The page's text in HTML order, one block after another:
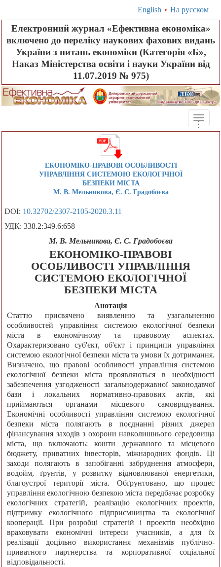
English • На русском
Електронний журнал «Ефективна економіка»
включено до переліку наукових фахових видань
України з питань економіки (Категорія «Б»,
Наказ Міністерства освіти і науки України від
11.07.2019 № 975)
Toggle
...
ЕКОНОМІКО-ПРАВОВІ ОСОБЛИВОСТІ
УПРАВЛІННЯ СИСТЕМОЮ ЕКОЛОГІЧНОЇ
БЕЗПЕКИ МІСТА
М. В. Мельникова, Є. С. Градобоєва
DOI: 10.32702/2307-2105-2020.3.11
УДК: 338.2:349.6:658
М. В. Мельникова, Є. С. Градобоєва
ЕКОНОМІКО-ПРАВОВІ
ОСОБЛИВОСТІ УПРАВЛІННЯ
СИСТЕМОЮ ЕКОЛОГІЧНОЇ
БЕЗПЕКИ МІСТА
Анотація
Статтю присвячено виявленню та узагальненню
особливостей управління системою екологічної безпеки
міста в економічному та правовому аспектах.
Охарактеризовано суб'єкт, об'єкт і принципи управління
системою екологічної безпеки міста та умови їх дотримання.
Визначено, що правові особливості управління системою
екологічної безпеки міста проявляються в необхідності
забезпечення узгодженості загальнодержавної законодавчої
бази і локальних нормативно-правових актів, які
приймаються органами місцевого самоврядування.
Економічні особливості управління системою екологічної
безпеки міста полягають в поєднанні різних джерел
фінансування заходів з охорони навколишнього середовища
міста, що включають: кошти державного та місцевого
бюджету, приватних інвесторів, міжнародних фондів. Ці
заходи полягають в запобіганні забруднення атмосфери,
водойм, ґрунтів, у розвитку відновлюваної енергетики,
благоустрої території міста. Обґрунтовано, що процес
управління екологічною безпекою міста передбачає розробку
екологічних стратегій, реалізацію екологічних проектів,
підтримку екологічного підприємництва та екологічної
кооперації. При розробці стратегій і проектів необхідно
враховувати економічні інтереси учасників, а для їх
реалізації доцільно використання механізмів публічно-
приватного партнерства та корпоративної соціальної
відповідальності.